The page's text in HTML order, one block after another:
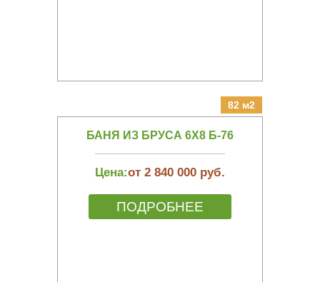
82 м2
БАНЯ ИЗ БРУСА 6Х8 Б-76
Цена:от 2 840 000 руб.
ПОДРОБНЕЕ